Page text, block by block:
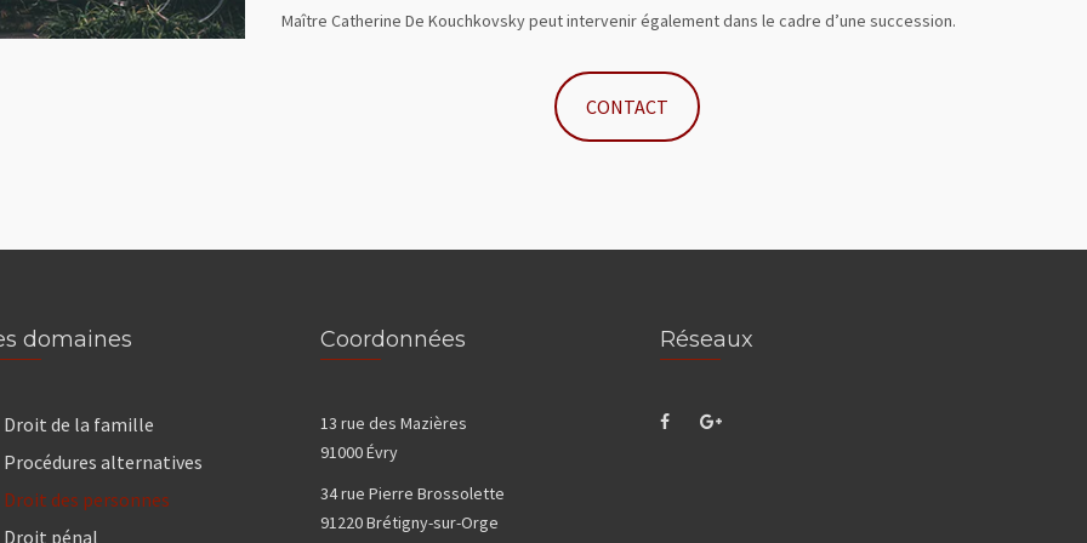
Maître Catherine De Kouchkovsky peut intervenir également dans le cadre d’une succession.
CONTACT
domaines
Droit de la famille
Procédures alternatives
Droit des personnes
Droit pénal
Coordonnées
13 rue des Mazières
91000 Évry
34 rue Pierre Brossolette
91220 Brétigny-sur-Orge
Réseaux